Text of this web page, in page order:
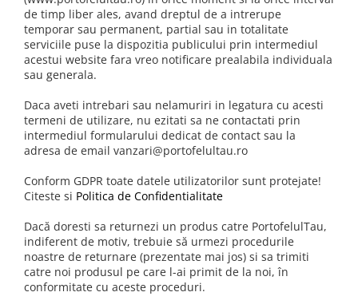
de timp liber ales, avand dreptul de a intrerupe
temporar sau permanent, partial sau in totalitate
serviciile puse la dispozitia publicului prin intermediul
acestui website fara vreo notificare prealabila individuala
sau generala.
Daca aveti intrebari sau nelamuriri in legatura cu acesti
termeni de utilizare, nu ezitati sa ne contactati prin
intermediul formularului dedicat de contact sau la
adresa de email vanzari@portofelultau.ro
Conform GDPR toate datele utilizatorilor sunt protejate!
Citeste si Politica de Confidentialitate
Dacă doresti sa returnezi un produs catre PortofelulTau,
indiferent de motiv, trebuie să urmezi procedurile
noastre de returnare (prezentate mai jos) si sa trimiti
catre noi produsul pe care l-ai primit de la noi, în
conformitate cu aceste proceduri.